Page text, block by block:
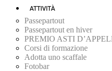
ATTIVITÀ
Passepartout
Passepartout en hiver
PREMIO ASTI
Corsi di formazione
Adotta uno scaffale
Fotobar